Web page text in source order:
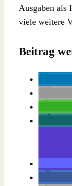
Ausgaben als
viele weitere
Beitrag